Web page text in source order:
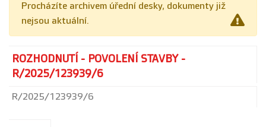
Procházíte archivem úřední desky, dokumenty již
nejsou aktuální.
ROZHODNUTÍ - POVOLENÍ STAVBY -
R/2025/123939/6
R/2025/123939/6